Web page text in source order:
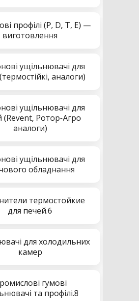
профілі (P, D, T, E) —
виготовлення
ущільнювачі для
аналоги)
ущільнювачі для
(Revent, Ротор-Агро
аналоги)
ущільнювачі для
обладнання
термостойкие
для печей.6
для холодильних
камер
гумові
та профілі.8